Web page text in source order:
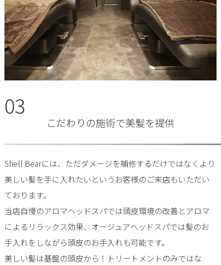
03
こだわりの施術で美髪を提供
Shell Bearには、ただダメージを補修するだけではなくより
美しい髪を手に入れたいというお客様のご来店もいただい
ております。
当店自慢のアロマヘッドスパでは頭皮環境の改善とアロマ
によるリラックス効果、オージュアヘッドスパでは髪のお
手入れをしながら頭皮のお手入れも可能です。
美しい髪は基盤の頭皮から！トリートメントのみではな